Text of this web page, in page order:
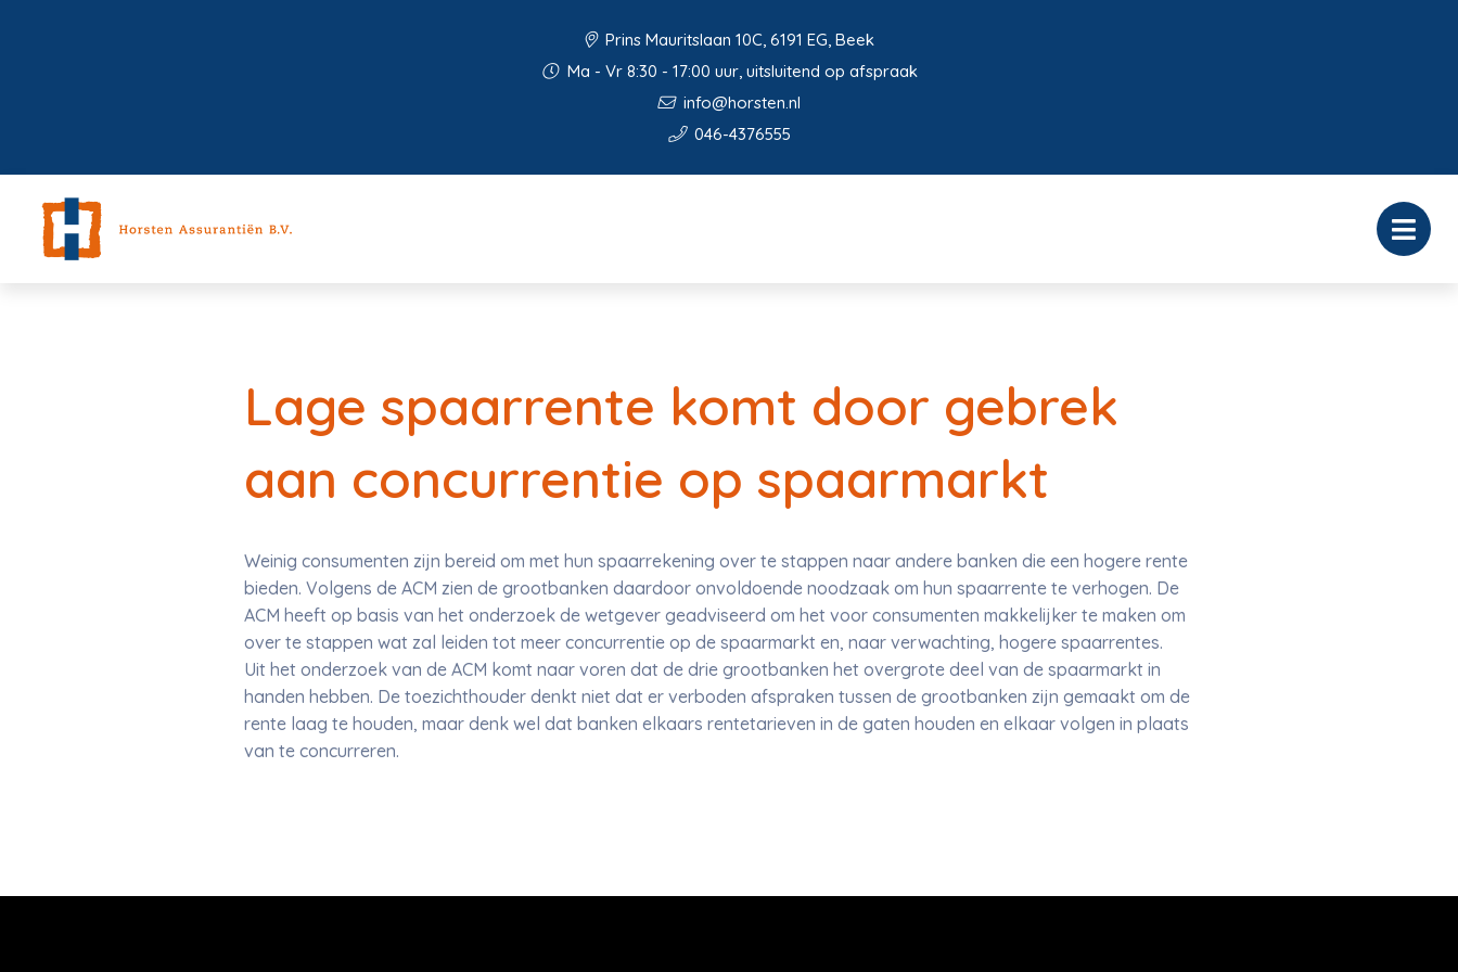
Prins Mauritslaan 10C, 6191 EG, Beek
Ma - Vr 8:30 - 17:00 uur, uitsluitend op afspraak
info@horsten.nl
046-4376555
Lage spaarrente komt door gebrek
aan concurrentie op spaarmarkt
Weinig consumenten zijn bereid om met hun spaarrekening over te stappen naar andere banken die een hogere rente
bieden. Volgens de ACM zien de grootbanken daardoor onvoldoende noodzaak om hun spaarrente te verhogen. De
ACM heeft op basis van het onderzoek de wetgever geadviseerd om het voor consumenten makkelijker te maken om
over te stappen wat zal leiden tot meer concurrentie op de spaarmarkt en, naar verwachting, hogere spaarrentes.
Uit het onderzoek van de ACM komt naar voren dat de drie grootbanken het overgrote deel van de spaarmarkt in
handen hebben. De toezichthouder denkt niet dat er verboden afspraken tussen de grootbanken zijn gemaakt om de
rente laag te houden, maar denk wel dat banken elkaars rentetarieven in de gaten houden en elkaar volgen in plaats
van te concurreren.